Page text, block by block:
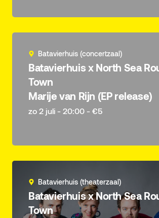
Batavierhuis (concertzaal)
Batavierhuis x North Sea
Town
Marije van Rijn (EP release)
zo 2 juli - 20:00 - €5
Batavierhuis (theaterzaal)
Batavierhuis x North Sea
Town